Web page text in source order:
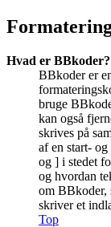
Hvad er BBkoder?
BBkoder er
bruge
kan også
skrives på
af en start-
og ] i stedet
og hvordan
om BBkoder,
skriver et
Top